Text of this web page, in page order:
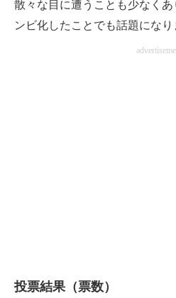
散々な目に遭うことも少なく
ンビ化したことでも話題になり
投票結果（票数）